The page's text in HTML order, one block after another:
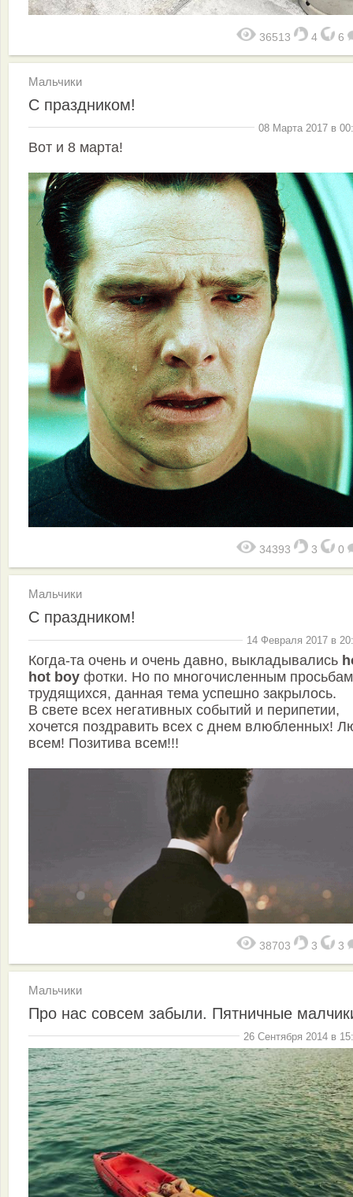
36513 4 6
Мальчики
С праздником!
08 Марта 2017 в
Вот и 8 марта!
34393 3 0
Мальчики
С праздником!
14 Февраля 2017 в
Когда-та очень и очень давно, выкладывались
hot boy фотки. Но по многочисленным просьбам
трудящихся, данная тема успешно закрылось.
В свете всех негативных событий и перипетии,
хочется поздравить всех с днем влюбленных!
всем! Позитива всем!!!
38703 3 3
Мальчики
Про нас совсем забыли. Пятничные
26 Сентября 2014 в